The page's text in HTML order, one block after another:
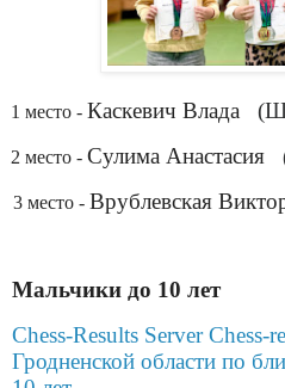
1 место - Каскевич Влада
2 место - Сулима Анастасия
3 место - Врублевская
Мальчики до 10 лет
Chess-Results Server Chess-
Гродненской области по